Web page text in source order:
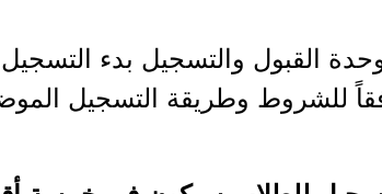
القبول والتسجيل بدء